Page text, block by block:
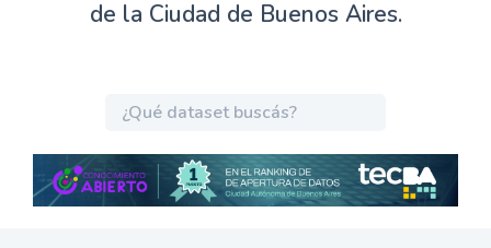
de la Ciudad de Buenos Aires.